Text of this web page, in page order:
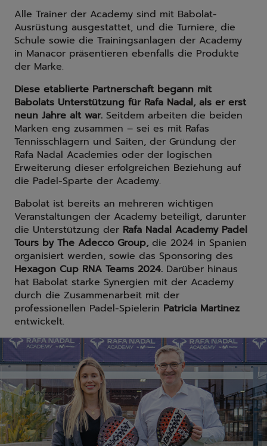
Alle Trainer der Academy sind mit Babolat-
Ausrüstung ausgestattet, und die Turniere, die
Schule sowie die Trainingsanlagen der Academy
in Manacor präsentieren ebenfalls die Produkte
der Marke.
Diese etablierte Partnerschaft begann mit
Babolats Unterstützung für Rafa Nadal, als er erst
neun Jahre alt war. Seitdem arbeiten die beiden
Marken eng zusammen – sei es mit Rafas
Tennisschlägern und Saiten, der Gründung der
Rafa Nadal Academies oder der logischen
Erweiterung dieser erfolgreichen Beziehung auf
die Padel-Sparte der Academy.
Babolat ist bereits an mehreren wichtigen
Veranstaltungen der Academy beteiligt, darunter
die Unterstützung der Rafa Nadal Academy Padel
Tours by The Adecco Group,die 2024 in Spanien
organisiert werden, sowie das Sponsoring des
Hexagon Cup RNA Teams 2024. Darüber hinaus
hat Babolat starke Synergien mit der Academy
durch die Zusammenarbeit mit der
professionellen Padel-Spielerin Patricia Martinez
entwickelt.